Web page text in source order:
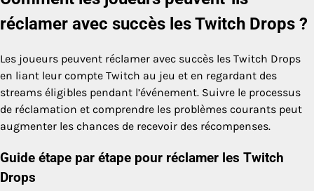
réclamer avec succès les Twitch Drops ?
Les joueurs peuvent réclamer avec succès les Twitch Drops
en liant leur compte Twitch au jeu et en regardant des
streams éligibles pendant l’événement. Suivre le processus
de réclamation et comprendre les problèmes courants peut
augmenter les chances de recevoir des récompenses.
Guide étape par étape pour réclamer les Twitch
Drops